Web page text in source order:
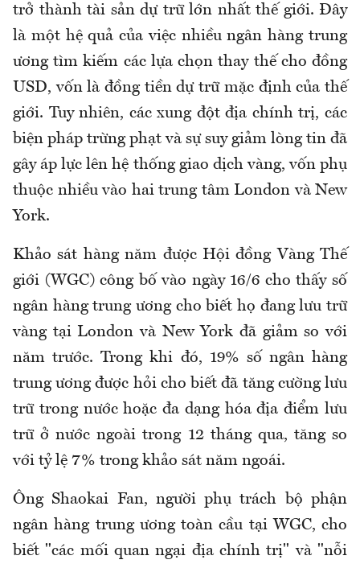
trở thành tài sản dự trữ lớn nhất thế giới. Đây
là một hệ quả của việc nhiều ngân hàng trung
ương tìm kiếm các lựa chọn thay thế cho đồng
USD, vốn là đồng tiền dự trữ mặc định của thế
giới. Tuy nhiên, các xung đột địa chính trị, các
biện pháp trừng phạt và sự suy giảm lòng tin đã
gây áp lực lên hệ thống giao dịch vàng, vốn phụ
thuộc nhiều vào hai trung tâm London và New
York.
Khảo sát hàng năm được Hội đồng Vàng Thế
giới (WGC) công bố vào ngày 16/6 cho thấy số
ngân hàng trung ương cho biết họ đang lưu trữ
vàng tại London và New York đã giảm so với
năm trước. Trong khi đó, 19% số ngân hàng
trung ương được hỏi cho biết đã tăng cường lưu
trữ trong nước hoặc đa dạng hóa địa điểm lưu
trữ ở nước ngoài trong 12 tháng qua, tăng so
với tỷ lệ 7% trong khảo sát năm ngoái.
Ông Shaokai Fan, người phụ trách bộ phận
ngân hàng trung ương toàn cầu tại WGC, cho
biết "các mối quan ngại địa chính trị" và "nỗi